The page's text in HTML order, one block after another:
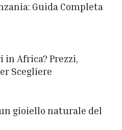
Guida Completa
in Africa? Prezzi,
Scegliere
gioiello naturale del